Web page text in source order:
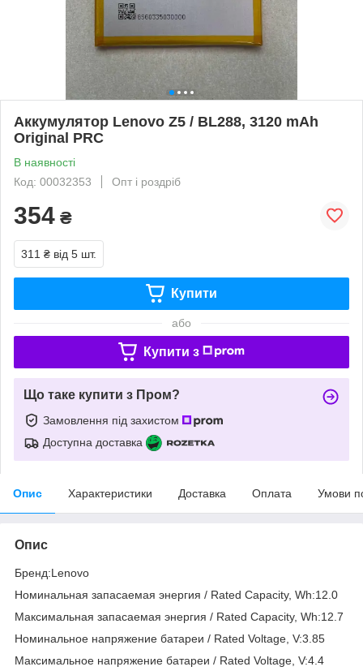
Аккумулятор Lenovo Z5 / BL288, 3120 mAh
Original PRC
В наявності
Код: 00032353
Опт і роздріб
354 ₴
311 ₴ від 5 шт.
Купити
або
Купити з
Що таке купити з Пром?
Замовлення під захистом
Доступна доставка
Опис Характеристики Доставка Оплата Умови
Опис
Бренд:Lenovo
Номинальная запасаемая энергия / Rated Capacity, Wh:12.0
Максимальная запасаемая энергия / Rated Capacity, Wh:12.7
Номинальное напряжение батареи / Rated Voltage, V:3.85
Максимальное напряжение батареи / Rated Voltage, V:4.4